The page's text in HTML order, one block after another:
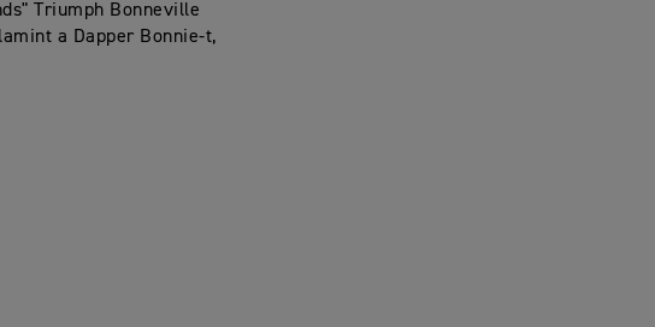
Triumph Bonneville
a Dapper Bonnie-t,